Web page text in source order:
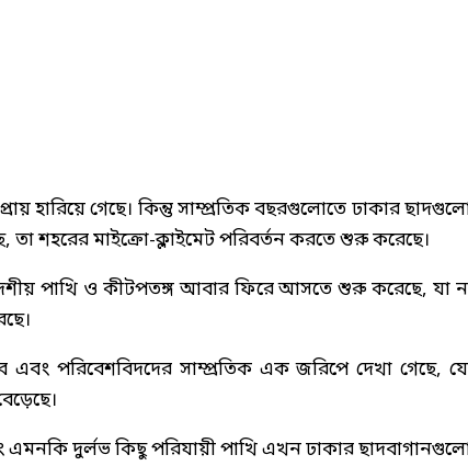
হারিয়ে গেছে। কিন্তু সাম্প্রতিক বছরগুলোতে ঢাকার
তা শহরের মাইক্রো-ক্লাইমেট পরিবর্তন করতে শুরু করেছে।
পাখি ও কীটপতঙ্গ আবার ফিরে আসতে শুরু করেছে, যা
এবং পরিবেশবিদদের সাম্প্রতিক এক জরিপে দেখা গেছে,
দুর্লভ কিছু পরিযায়ী পাখি এখন ঢাকার